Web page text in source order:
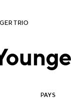
TRIO
PAYS